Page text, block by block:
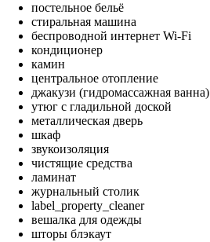
постельное бельё
стиральная машина
беспроводной интернет Wi-Fi
кондиционер
камин
центральное отопление
джакузи (гидромассажная ванна)
утюг с гладильной доской
металлическая дверь
шкаф
звукоизоляция
чистящие средства
ламинат
журнальный столик
label_property_cleaner
вешалка для одежды
шторы блэкаут